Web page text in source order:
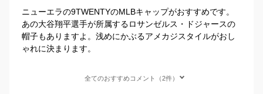
ニューエラの9TWENTYのMLBキャップがおすすめです。
あの大谷翔平選手が所属するロサンゼルス・ドジャースの
帽子もありますよ。浅めにかぶるアメカジスタイルがおし
ゃれに決まります。
全てのおすすめコメント（2件）